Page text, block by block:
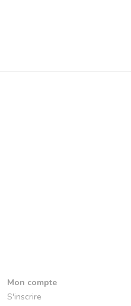
Mon compte
S'inscrire